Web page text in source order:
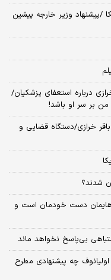
/پیشنهاد وزیر خارجه پیشین
درباره استعفای پزشکیان/
من بر سر او باشد!
خرازی/دستگاه قضایی و
شدند؟
دست خودمان است و
بی‌پاسخ نخواهد ماند
اولیانوف چه پیشنهادی مطرح